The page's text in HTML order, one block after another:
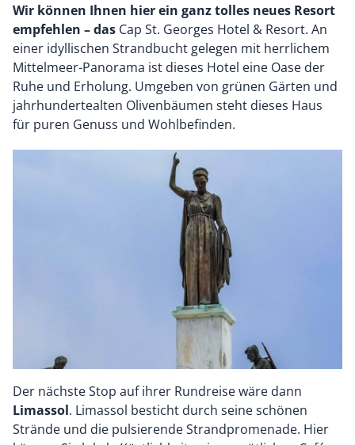
Wir können Ihnen hier ein ganz tolles neues Resort
empfehlen – das Cap St. Georges Hotel & Resort. An
einer idyllischen Strandbucht gelegen mit herrlichem
Mittelmeer-Panorama ist dieses Hotel eine Oase der
Ruhe und Erholung. Umgeben von grünen Gärten und
jahrhundertealten Olivenbäumen steht dieses Haus
für puren Genuss und Wohlbefinden.
Der nächste Stop auf ihrer Rundreise wäre dann
Limassol. Limassol besticht durch seine schönen
Strände und die pulsierende Strandpromenade. Hier